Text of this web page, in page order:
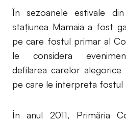
În sezoanele estivale din
stațiunea Mamaia a fost
pe care fostul primar al
le considera
defilarea carelor alegorice
pe care le interpreta fostul
În anul 2011, Primăria